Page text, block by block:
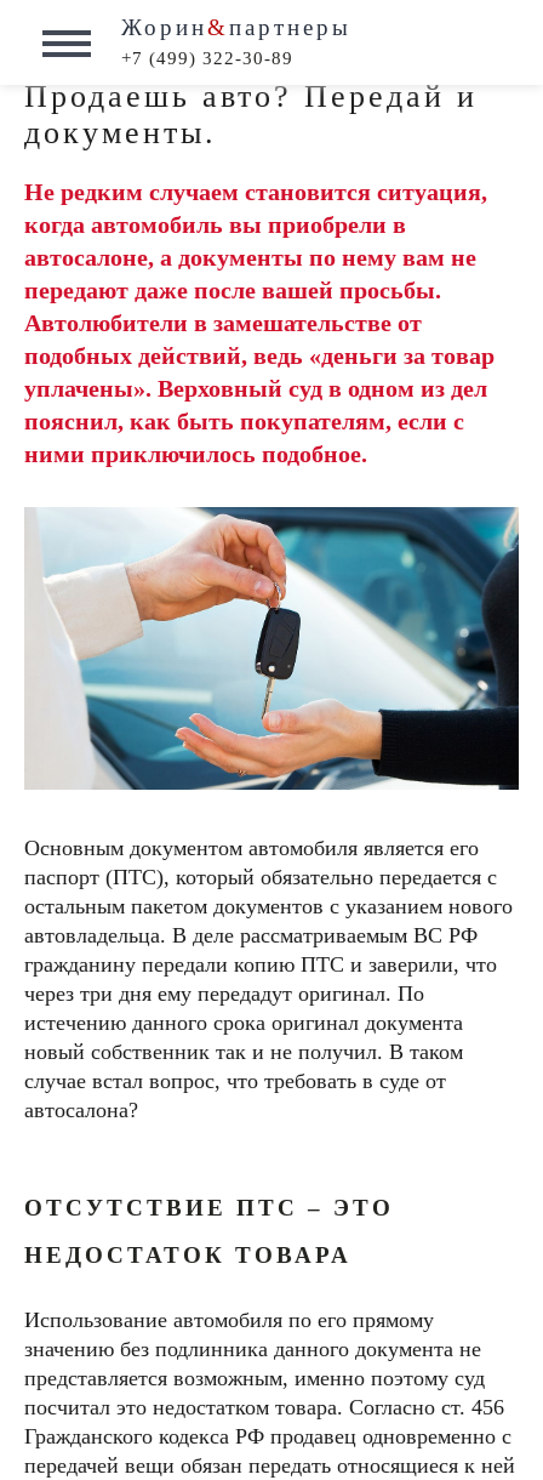
Жорин&партнеры
+7 (499) 322-30-89
Продаешь авто? Передай и
документы.
Не редким случаем становится ситуация,
когда автомобиль вы приобрели в
автосалоне, а документы по нему вам не
передают даже после вашей просьбы.
Автолюбители в замешательстве от
подобных действий, ведь «деньги за товар
уплачены». Верховный суд в одном из дел
пояснил, как быть покупателям, если с
ними приключилось подобное.
Основным документом автомобиля является его
паспорт (ПТС), который обязательно передается с
остальным пакетом документов с указанием нового
автовладельца. В деле рассматриваемым ВС РФ
гражданину передали копию ПТС и заверили, что
через три дня ему передадут оригинал. По
истечению данного срока оригинал документа
новый собственник так и не получил. В таком
случае встал вопрос, что требовать в суде от
автосалона?
ОТСУТСТВИЕ ПТС – ЭТО
НЕДОСТАТОК ТОВАРА
Использование автомобиля по его прямому
значению без подлинника данного документа не
представляется возможным, именно поэтому суд
посчитал это недостатком товара. Согласно ст. 456
Гражданского кодекса РФ продавец одновременно с
передачей вещи обязан передать относящиеся к ней